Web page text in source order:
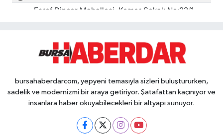
bursahaberdarcom, yepyeni temasıyla sizleri buluştururken,
sadelik ve modernizmi bir araya getiriyor. Şatafattan kaçınıyor ve
insanlara haber okuyabilecekleri bir altyapı sunuyor.